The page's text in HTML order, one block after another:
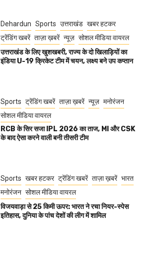
Dehardun Sports उत्तराखंड खबर हटकर
ट्रेंडिंग खबरें ताज़ा ख़बरें न्यूज़ सोशल मीडिया वायरल
उत्तराखंड के लिए खुशखबरी, राज्य के दो खिलाड़ियों का
इंडिया U-19 क्रिकेट टीम में चयन, लक्ष्य बने उप कप्तान
Sports ट्रेंडिंग खबरें ताज़ा ख़बरें न्यूज़ मनोरंजन
सोशल मीडिया वायरल
RCB के सिर सजा IPL 2026 का ताज, MI और CSK
के बाद ऐसा करने वाली बनी तीसरी टीम
Sports खबर हटकर ट्रेंडिंग खबरें ताज़ा ख़बरें भारत
मनोरंजन सोशल मीडिया वायरल
विजयवाड़ा से 25 किमी ऊपर: भारत ने रचा नियर-स्पेस
इतिहास, दुनिया के पांच देशों की लीग में शामिल